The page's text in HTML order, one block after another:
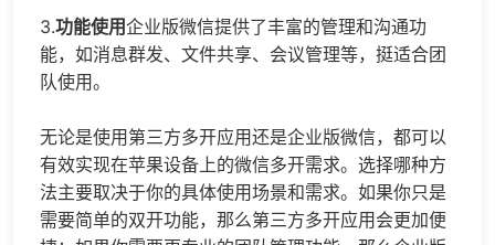
3.功能使用企业版微信提供了丰富的管理和沟通功
能，如消息群发、文件共享、会议管理等，挺适合团
队使用。
无论是使用第三方多开应用还是企业版微信，都可以
有效实现在苹果设备上的微信多开需求。选择哪种方
法主要取决于你的具体使用场景和需求。如果你只是
需要简单的双开功能，那么第三方多开应用会更加便